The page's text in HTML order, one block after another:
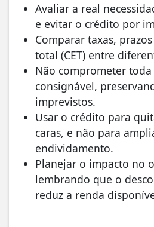
Avaliar a real
e evitar o crédito por
Comparar taxas,
total (CET) entre
Não comprometer
consignável,
imprevistos.
Usar o crédito para
caras, e não para
endividamento.
Planejar o impacto no
lembrando que o
reduz a renda